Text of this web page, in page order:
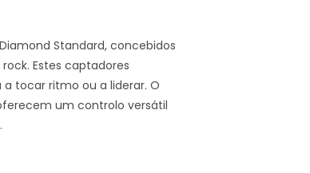
Standard, concebidos
Estes captadores
tocar ritmo ou a liderar. O
um controlo versátil